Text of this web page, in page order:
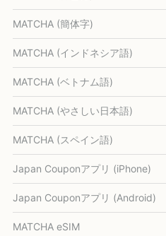
MATCHA (簡体字)
MATCHA (インドネシア語)
MATCHA (ベトナム語)
MATCHA (やさしい日本語)
MATCHA (スペイン語)
Japan Couponアプリ (iPhone)
Japan Couponアプリ (Android)
MATCHA eSIM